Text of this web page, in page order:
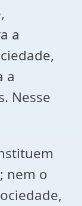
a
a
Nesse
nem o